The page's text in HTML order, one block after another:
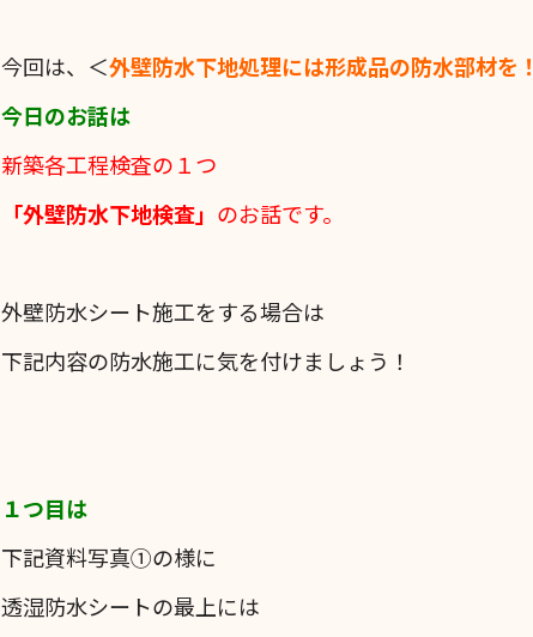
今回は、＜外壁防水下地処理には形成品の防水部材を！
今日のお話は
新築各工程検査の１つ
「外壁防水下地検査」 のお話です。
外壁防水シート施工をする場合は
下記内容の防水施工に気を付けましょう！
１つ目は
下記資料写真①の様に
透湿防水シートの最上には